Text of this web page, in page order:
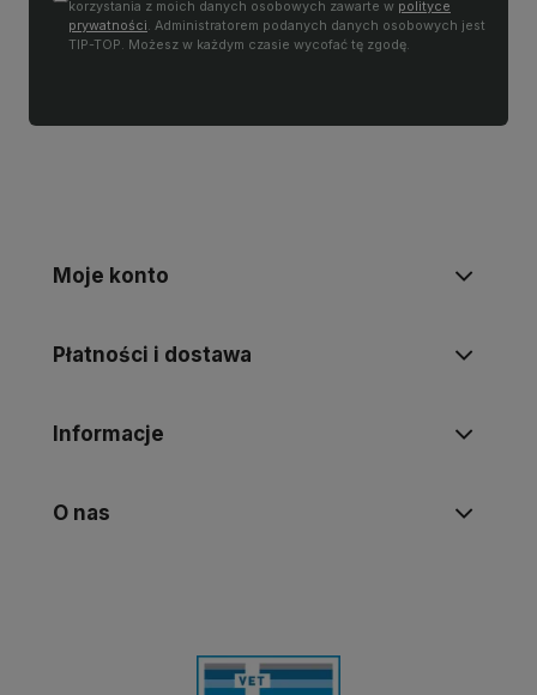
korzystania z moich danych osobowych zawarte w polityce
prywatności. Administratorem podanych danych osobowych jest
TIP-TOP. Możesz w każdym czasie wycofać tę zgodę.
Moje konto
Płatności i dostawa
Informacje
O nas